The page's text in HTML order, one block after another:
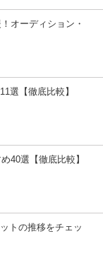
オーディション・
選【徹底比較】
40選【徹底比較】
トの推移をチェッ